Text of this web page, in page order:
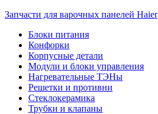
Запчасти для варочных панелей Haier
Блоки питания
Конфорки
Корпусные детали
Модули и блоки управления
Нагревательные ТЭНы
Решетки и противни
Стеклокерамика
Трубки и клапаны